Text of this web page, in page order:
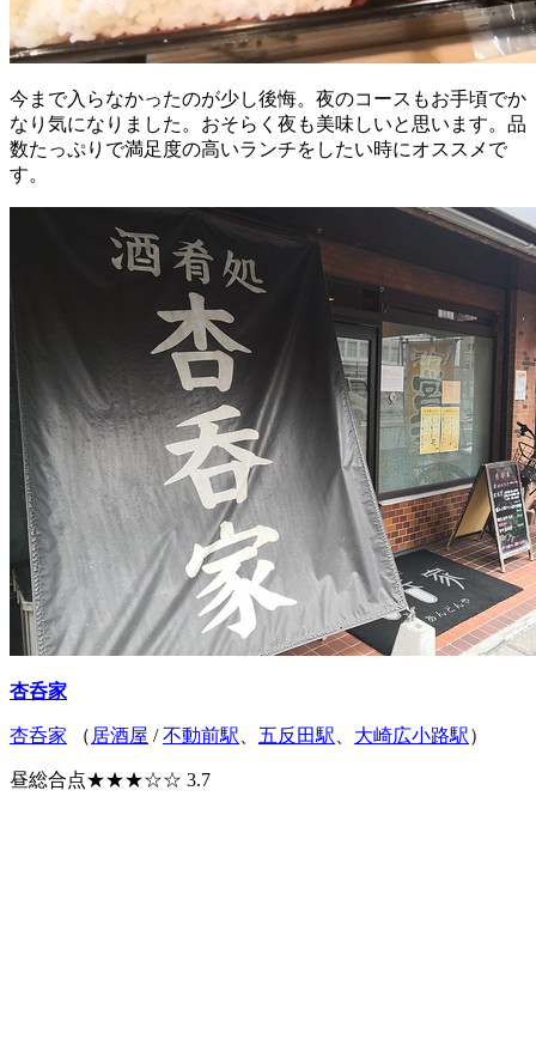
今まで入らなかったのが少し後悔。夜のコースもお手頃でか
なり気になりました。おそらく夜も美味しいと思います。品
数たっぷりで満足度の高いランチをしたい時にオススメで
す。
杏呑家
杏呑家 （ 居酒屋 /不動前駅 五反田駅 大崎広小路駅）
昼総合点★★★☆☆ 3.7